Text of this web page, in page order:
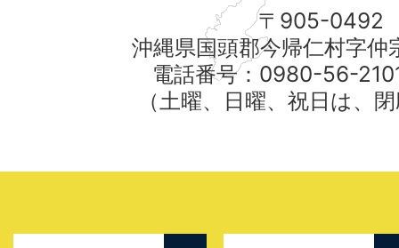
〒905-0492
沖縄県国頭郡今帰仁村字仲
電話番号：0980-56-
（土曜、日曜、祝日は、